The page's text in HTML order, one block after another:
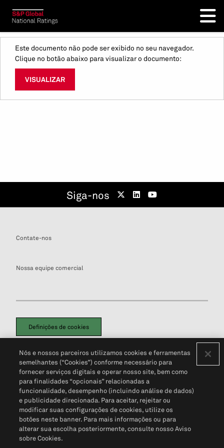
Este documento não pode ser exibido no seu navegador.
Clique no botão abaixo para visualizar o documento:
VISUALIZAR
Siga-nos
Contate-nos
Nossa equipe comercial
Definições de cookies
Política de PrivacidadePortal de privacidade do cliente (em inglês)
Não Venda Minhas Informações Pessoais© 2026 S&P Global
Nós e nossos parceiros utilizamos cookies e ferramentas
semelhantes (“Cookies”) conforme necessário para
fornecer serviços digitais e operar nosso site, bem como
para finalidades “opcionais” relacionadas a
funcionalidade, desempenho (incluindo análise de dados)
e publicidade direcionada. Para aceitar, rejeitar ou
modificar suas configurações de cookies, utilize os
botões neste banner. Para mais informações ou para
alterar sua escolha posteriormente, consulte nosso Aviso
sobre Cookies.